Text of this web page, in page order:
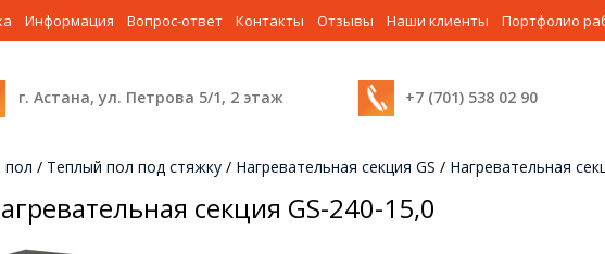
Информация Вопрос-ответ Контакты Отзывы Наши клиенты Портфолио
г. Астана, ул. Петрова 5/1, 2 этаж +7 (701) 538 02 90
пол / Теплый пол под стяжку / Нагревательная секция GS / Нагревательная
секция GS-240-15,0